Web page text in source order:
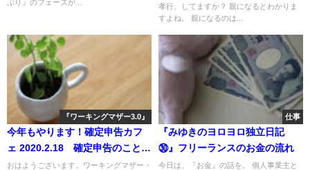
ぶり』のフェーズが...
孝行、してますか？ 親になるとわかりま
すよね。 親になるのは...
『ワーキングマザー3.0』
今年もやります！確定申告カフ
ェ 2020.2.18 確定申告のこと以
外も！
おはようございます。ワーキングマザー・
仕事
『みゆきのヨロヨロ独立日記
㉚』フリーランスのお金の流れ
今日は、『お金』の話を。 個人事業主と